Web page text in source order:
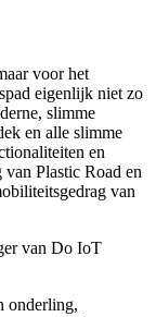
voor het
eigenlijk niet zo
slimme
en alle slimme
en
Plastic Road en
van
van Do IoT
onderling,